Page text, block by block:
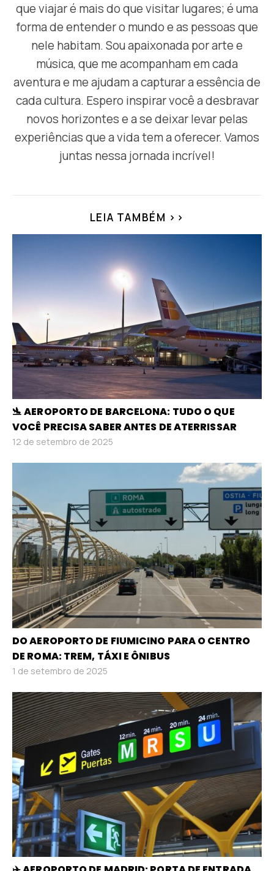
que viajar é mais do que visitar lugares; é uma
forma de entender o mundo e as pessoas que
nele habitam. Sou apaixonada por arte e
música, que me acompanham em cada
aventura e me ajudam a capturar a essência de
cada cultura. Espero inspirar você a desbravar
novos horizontes e a se deixar levar pelas
experiências que a vida tem a oferecer. Vamos
juntas nessa jornada incrível!
LEIA TAMBÉM >>
🛬 AEROPORTO DE BARCELONA: TUDO O QUE
VOCÊ PRECISA SABER ANTES DE ATERRISSAR
12 de setembro de 2025
DO AEROPORTO DE FIUMICINO PARA O CENTRO
DE ROMA: TREM, TÁXI E ÔNIBUS
1 de setembro de 2025